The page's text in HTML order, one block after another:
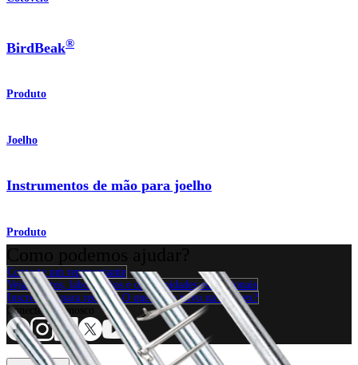
BirdBeak®
Produto
Joelho
Instrumentos de mão para joelho
Produto
Contacte um representante
Veja eventos, laboratórios e oportunidades educacionais
Inscreva-se para receber: O que há de novo na Arthrex?
Conecte-se conosco